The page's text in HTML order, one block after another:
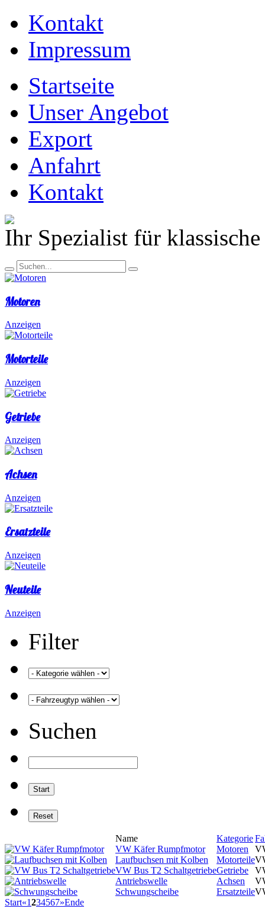
Kontakt
Impressum
Startseite
Unser Angebot
Export
Anfahrt
Kontakt
Ihr Spezialist für
Motoren
Anzeigen
Motorteile
Anzeigen
Getriebe
Anzeigen
Achsen
Anzeigen
Ersatzteile
Anzeigen
Neuteile
Anzeigen
Filter
Suchen
Name Kategorie
VW Käfer Rumpfmotor
Motoren
Laufbuchsen mit Kolben
Motorteile
VW Bus T2 SchaltgetriebeGetriebe
Antriebswelle
Achsen
Schwungscheibe
Ersatzteile
Start«1234567»Ende